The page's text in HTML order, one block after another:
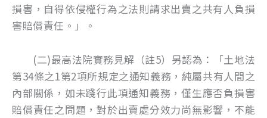
損害，自得依侵權行為之法則請求出賣之共有人負損
害賠償責任。」。
(二)最高法院實務見解（註5）另認為：「土地法
第34條之1第2項所規定之通知義務，純屬共有人間之
內部關係，如未踐行此項通知義務，僅生應否負損害
賠償責任之問題，對於出賣處分效力尚無影響，不能